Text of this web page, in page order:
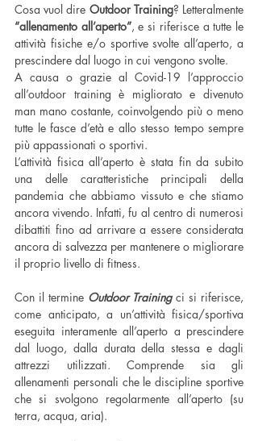
Cosa vuol dire Outdoor Training
“allenamento all’aperto”, e si riferisce a tutte le
attività fisiche e/o sportive svolte all’aperto, a
prescindere dal luogo in cui vengono svolte.
A causa o grazie al Covid-19 l’approccio
all’outdoor training è migliorato e divenuto
man mano costante, coinvolgendo più o meno
tutte le fasce d’età e allo stesso tempo sempre
più appassionati o sportivi.
L’attività fisica all’aperto è stata fin da subito
una delle caratteristiche principali della
pandemia che abbiamo vissuto e che stiamo
ancora vivendo. Infatti, fu al centro di numerosi
dibattiti fino ad arrivare a essere considerata
ancora di salvezza per mantenere o migliorare
il proprio livello di fitness.
Con il termine Outdoor Training ci si riferisce,
come anticipato, a un’attività fisica/sportiva
eseguita interamente all’aperto a prescindere
dal luogo, dalla durata della stessa e dagli
attrezzi utilizzati. Comprende sia gli
allenamenti personali che le discipline sportive
che si svolgono regolarmente all’aperto (su
terra, acqua, aria).